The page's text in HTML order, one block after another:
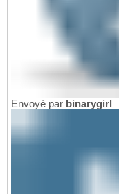
Envoyé par binarygirl